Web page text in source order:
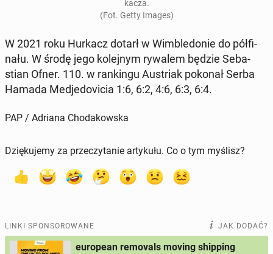
ka­cza.
(Fot. Getty Images)
W 2021 roku Hurkacz dotarł w Wim­ble­do­nie do pół­fi­
na­łu. W środę jego ko­lej­nym rywalem będzie Se­ba­
stian Ofner. 110. w ran­kin­gu Au­striak pokonał Serba
Hamada Me­dje­do­vi­cia 1:6, 6:2, 4:6, 6:3, 6:4.
PAP / Adriana Chodakowska
Dziękujemy za przeczytanie artykułu. Co o tym myślisz?
LINKI SPONSOROWANE JAK DODAĆ?
european removals moving shipping